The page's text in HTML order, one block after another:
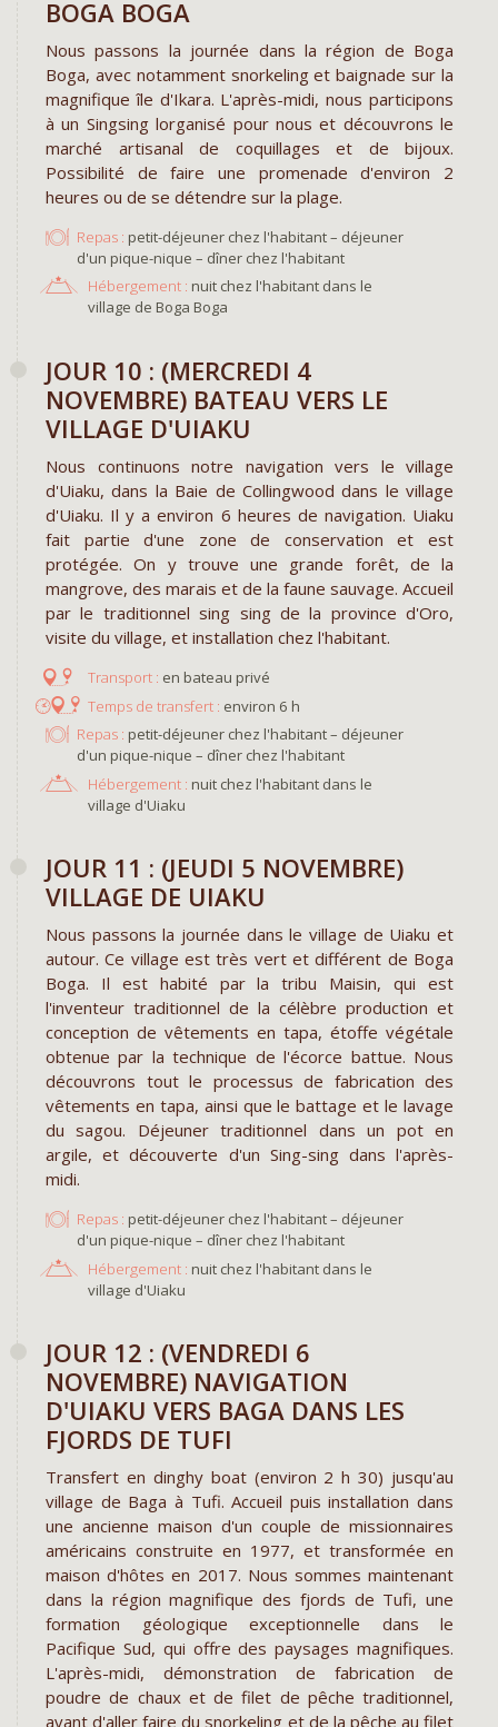
BOGA BOGA
Nous passons la journée dans la région de Boga
Boga, avec notamment snorkeling et baignade sur la
magnifique île d'Ikara. L'après-midi, nous participons
à un Singsing lorganisé pour nous et découvrons le
marché artisanal de coquillages et de bijoux.
Possibilité de faire une promenade d'environ 2
heures ou de se détendre sur la plage.
Repas : petit-déjeuner chez l'habitant – déjeuner
d'un pique-nique – dîner chez l'habitant
Hébergement : nuit chez l'habitant dans le
village de Boga Boga
​JOUR 10 : (MERCREDI 4
NOVEMBRE) BATEAU VERS LE
VILLAGE D'UIAKU
Nous continuons notre navigation vers le village
d'Uiaku, dans la Baie de Collingwood dans le village
d'Uiaku. Il y a environ 6 heures de navigation. Uiaku
fait partie d'une zone de conservation et est
protégée. On y trouve une grande forêt, de la
mangrove, des marais et de la faune sauvage. Accueil
par le traditionnel sing sing de la province d'Oro,
visite du village, et installation chez l'habitant.
en bateau privé
environ 6 h
Repas : petit-déjeuner chez l'habitant – déjeuner
d'un pique-nique – dîner chez l'habitant
Hébergement : nuit chez l'habitant dans le
village d'Uiaku
​JOUR 11 : (JEUDI 5 NOVEMBRE)
VILLAGE DE UIAKU
Nous passons la journée dans le village de Uiaku et
autour. Ce village est très vert et différent de Boga
Boga. Il est habité par la tribu Maisin, qui est
l'inventeur traditionnel de la célèbre production et
conception de vêtements en tapa, étoffe végétale
obtenue par la technique de l'écorce battue. Nous
découvrons tout le processus de fabrication des
vêtements en tapa, ainsi que le battage et le lavage
du sagou. Déjeuner traditionnel dans un pot en
argile, et découverte d'un Sing-sing dans l'après-
midi.
Repas : petit-déjeuner chez l'habitant – déjeuner
d'un pique-nique – dîner chez l'habitant
Hébergement : nuit chez l'habitant dans le
village d'Uiaku
JOUR 12 : (VENDREDI 6
NOVEMBRE) NAVIGATION
D'UIAKU VERS BAGA DANS LES
FJORDS DE TUFI
Transfert en dinghy boat (environ 2 h 30) jusqu'au
village de Baga à Tufi. Accueil puis installation dans
une ancienne maison d'un couple de missionnaires
américains construite en 1977, et transformée en
maison d'hôtes en 2017. Nous sommes maintenant
dans la région magnifique des fjords de Tufi, une
formation géologique exceptionnelle dans le
Pacifique Sud, qui offre des paysages magnifiques.
L'après-midi, démonstration de fabrication de
poudre de chaux et de filet de pêche traditionnel,
avant d'aller faire du snorkeling et de la pêche au filet